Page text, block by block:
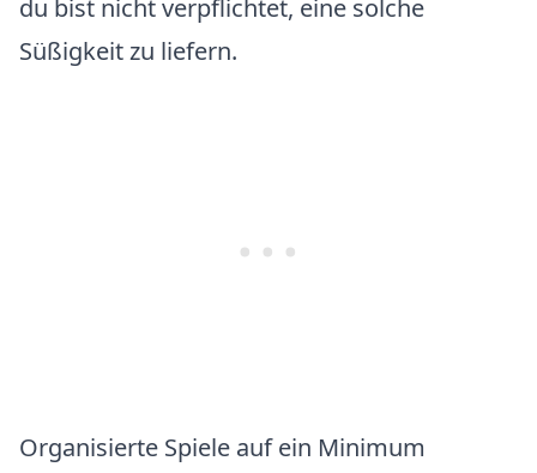
du bist nicht verpflichtet, eine solche
Süßigkeit zu liefern.
Organisierte Spiele auf ein Minimum